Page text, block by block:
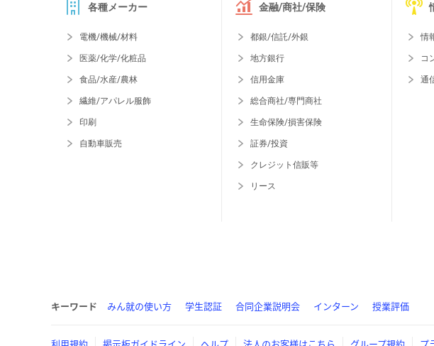
各種メーカー
電機/機械/材料
医薬/化学/化粧品
食品/水産/農林
繊維/アパレル服飾
印刷
自動車販売
金融/商社/保険
都銀/信託/外銀
地方銀行
信用金庫
総合商社/専門商社
生命保険/損害保険
証券/投資
クレジット信販等
リース
情
コ
通
キーワード みん就の使い方 学生認証 合同企業説明会 インターン 授業評価